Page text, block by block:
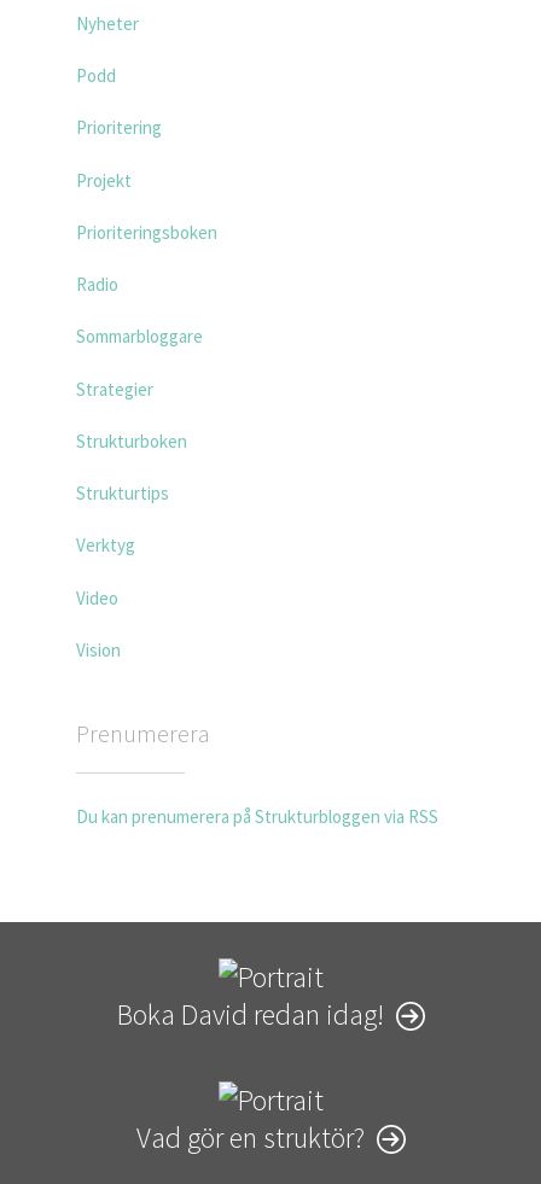
Nyheter
Podd
Prioritering
Projekt
Prioriteringsboken
Radio
Sommarbloggare
Strategier
Strukturboken
Strukturtips
Verktyg
Video
Vision
Prenumerera
Du kan prenumerera på Strukturbloggen via RSS
Boka David redan idag!
Vad gör en struktör?